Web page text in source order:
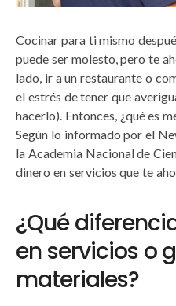
Cocinar para ti mismo
puede ser molesto, pero te
lado, ir a un restaurante o
el estrés de tener que
hacerlo). Entonces, ¿qué es
Según lo informado por el
la Academia Nacional de
dinero en servicios que te
¿Qué
en servicios o
materiales?